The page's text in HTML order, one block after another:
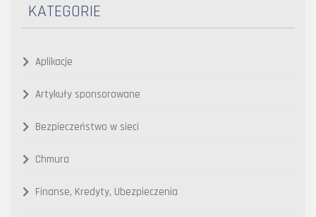
KATEGORIE
Aplikacje
Artykuły sponsorowane
Bezpieczeństwo w sieci
Chmura
Finanse, Kredyty, Ubezpieczenia